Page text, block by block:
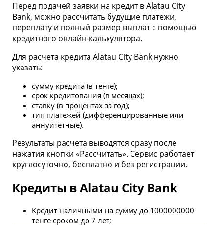
быстрее.
оставшийся срок погашения;
являетесь ли вы клиентом банка;
тип платежей (дифференцированные или
После ввода данных калькулятор выдаст график
погашения, процент переплаты и общую стоимость
займа.
Перед подачей заявки на кредит в Alatau City
Bank, можно рассчитать будущие платежи,
переплату и полный размер выплат с помощью
кредитного онлайн-калькулятора.
Для расчета кредита Alatau City Bank нужно
указать:
сумму кредита (в тенге);
срок кредитования (в месяцах);
ставку (в процентах за год);
тип платежей (дифференцированные или
аннуитетные).
Результаты расчета выводятся сразу после
нажатия кнопки «Рассчитать». Сервис работает
круглосуточно, бесплатно и без регистрации.
Кредиты в Alatau City Bank
Кредит наличными на сумму до 1000000000
тенге сроком до 7 лет;